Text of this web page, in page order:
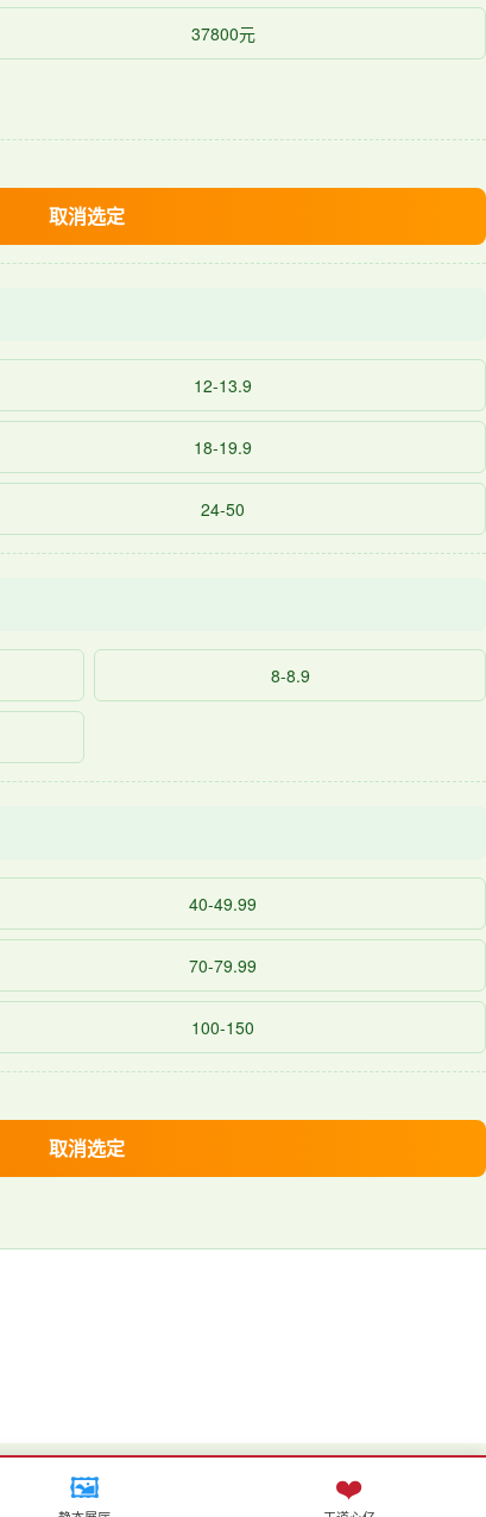
37800元
取消选定
12-13.9
18-19.9
24-50
8-8.9
40-49.99
70-79.99
100-150
取消选定
🖼️ ❤️